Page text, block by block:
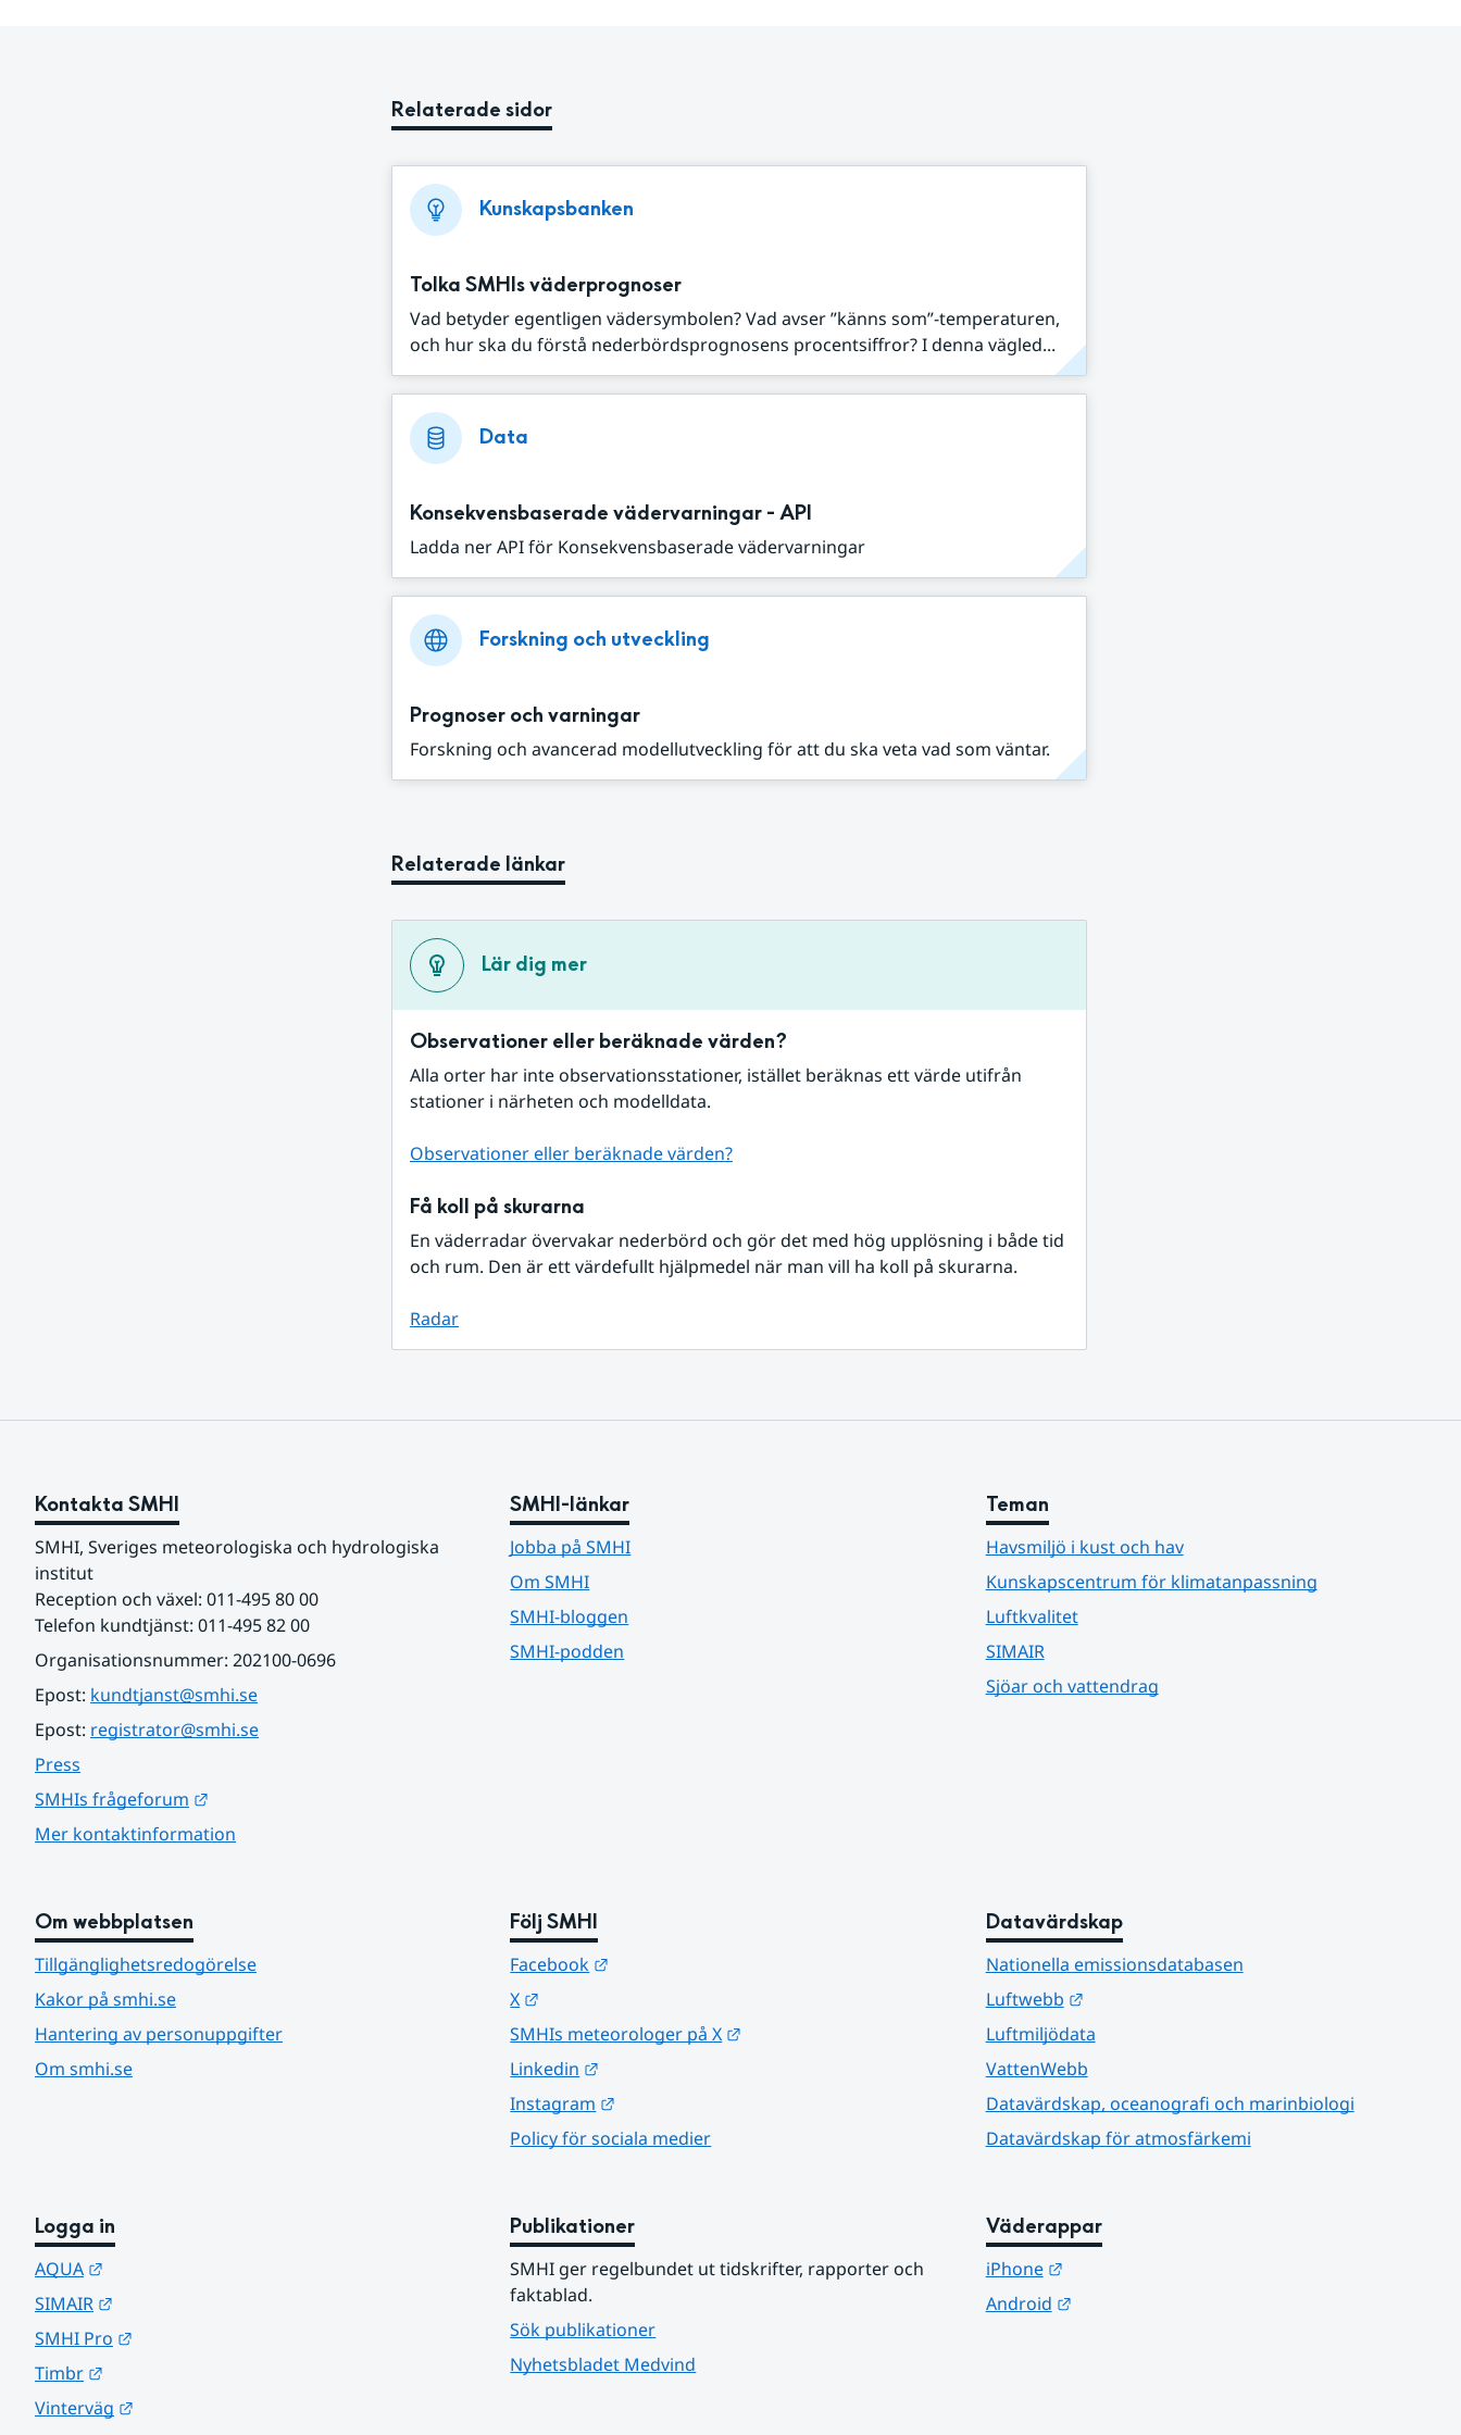
Relaterade sidor
Kunskapsbanken
Tolka SMHIs väderprognoser
Vad betyder egentligen vädersymbolen? Vad avser ”känns som”-temperaturen,
och hur ska du förstå nederbördsprognosens procentsiffror? I denna vägled...
Data
Konsekvensbaserade vädervarningar - API
Ladda ner API för Konsekvensbaserade vädervarningar
Forskning och utveckling
Prognoser och varningar
Forskning och avancerad modellutveckling för att du ska veta vad som väntar.
Relaterade länkar
Lär dig mer
Observationer eller beräknade värden?
Alla orter har inte observationsstationer, istället beräknas ett värde utifrån
stationer i närheten och modelldata.
Observationer eller beräknade värden?
Få koll på skurarna
En väderradar övervakar nederbörd och gör det med hög upplösning i både tid
och rum. Den är ett värdefullt hjälpmedel när man vill ha koll på skurarna.
Radar
Kontakta SMHI
SMHI, Sveriges meteorologiska och hydrologiska
institut
Reception och växel: 011-495 80 00
Telefon kundtjänst: 011-495 82 00
Organisationsnummer: 202100-0696
Epost: kundtjanst@smhi.se
Epost: registrator@smhi.se
Press
SMHIs frågeforum
Mer kontaktinformation
SMHI-länkar
Jobba på SMHI
Om SMHI
SMHI-bloggen
SMHI-podden
Teman
Havsmiljö i kust och hav
Kunskapscentrum för klimatanpassning
Luftkvalitet
SIMAIR
Sjöar och vattendrag
Om webbplatsen
Tillgänglighetsredogörelse
Kakor på smhi.se
Hantering av personuppgifter
Om smhi.se
Följ SMHI
Facebook
X
SMHIs meteorologer på X
Linkedin
Instagram
Policy för sociala medier
Datavärdskap
Nationella emissionsdatabasen
Luftwebb
Länk till annan webbplats.
Luftmiljödata
VattenWebb
Datavärdskap, oceanografi och marinbiologi
Datavärdskap för atmosfärkemi
Logga in
AQUA
SIMAIR
SMHI Pro
Timbr
Vinterväg
Publikationer
SMHI ger regelbundet ut tidskrifter, rapporter och
faktablad.
Sök publikationer
Nyhetsbladet Medvind
Väderappar
iPhone
Länk till annan webbplats.
Android
Länk till annan webbplats.